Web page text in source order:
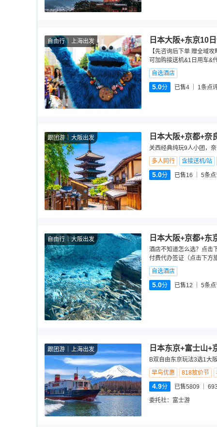
自由行 上海出发 日本大阪+东京10
【先咨询后下单 赠全域
可加购接送机&1日用车&
自选酒店
5.0分 已售4 1条点
跟团游 大阪出发 日本大阪+京都+奈
关西经典纯玩9人小团，
多人同行
含接送机/站
5.0分 已售16 5条
自由行 大阪出发 日本大阪+京都+东
酒店不知道怎么选？点击
付费代办签证（点击下方
自选酒店
5.0分 已售12 5条
跟团游 上海出发 日本东京+富士山+
B双自由东京玩法3选1大
早鸟优惠
818放价节
4.9分 已售5809
委托社： 富士游